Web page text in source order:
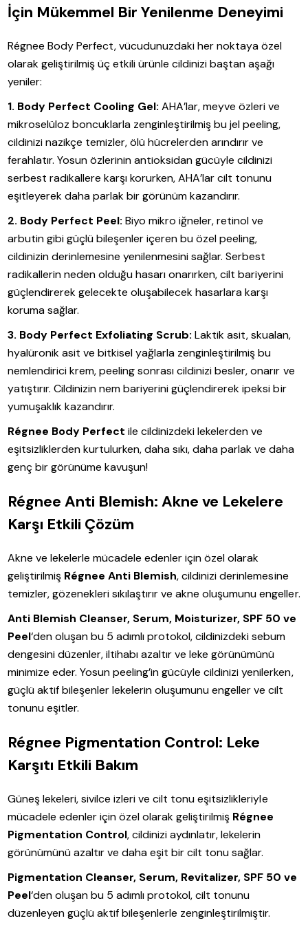
İçin Mükemmel Bir Yenilenme Deneyimi
Régnee Body Perfect, vücudunuzdaki her noktaya özel
olarak geliştirilmiş üç etkili ürünle cildinizi baştan aşağı
yeniler:
1. Body Perfect Cooling Gel: AHA’lar, meyve özleri ve
mikroselüloz boncuklarla zenginleştirilmiş bu jel peeling,
cildinizi nazikçe temizler, ölü hücrelerden arındırır ve
ferahlatır. Yosun özlerinin antioksidan gücüyle cildinizi
serbest radikallere karşı korurken, AHA’lar cilt tonunu
eşitleyerek daha parlak bir görünüm kazandırır.
2. Body Perfect Peel: Biyo mikro iğneler, retinol ve
arbutin gibi güçlü bileşenler içeren bu özel peeling,
cildinizin derinlemesine yenilenmesini sağlar. Serbest
radikallerin neden olduğu hasarı onarırken, cilt bariyerini
güçlendirerek gelecekte oluşabilecek hasarlara karşı
koruma sağlar.
3. Body Perfect Exfoliating Scrub: Laktik asit, skualan,
hyalüronik asit ve bitkisel yağlarla zenginleştirilmiş bu
nemlendirici krem, peeling sonrası cildinizi besler, onarır ve
yatıştırır. Cildinizin nem bariyerini güçlendirerek ipeksi bir
yumuşaklık kazandırır.
Régnee Body Perfect ile cildinizdeki lekelerden ve
eşitsizliklerden kurtulurken, daha sıkı, daha parlak ve daha
genç bir görünüme kavuşun!
Régnee Anti Blemish: Akne ve Lekelere
Karşı Etkili Çözüm
Akne ve lekelerle mücadele edenler için özel olarak
geliştirilmiş Régnee Anti Blemish, cildinizi derinlemesine
temizler, gözenekleri sıkılaştırır ve akne oluşumunu engeller.
Anti Blemish Cleanser, Serum, Moisturizer, SPF 50 ve
Peel‘den oluşan bu 5 adımlı protokol, cildinizdeki sebum
dengesini düzenler, iltihabı azaltır ve leke görünümünü
minimize eder. Yosun peeling’in gücüyle cildinizi yenilerken,
güçlü aktif bileşenler lekelerin oluşumunu engeller ve cilt
tonunu eşitler.
Régnee Pigmentation Control: Leke
Karşıtı Etkili Bakım
Güneş lekeleri, sivilce izleri ve cilt tonu eşitsizlikleriyle
mücadele edenler için özel olarak geliştirilmiş Régnee
Pigmentation Control, cildinizi aydınlatır, lekelerin
görünümünü azaltır ve daha eşit bir cilt tonu sağlar.
Pigmentation Cleanser, Serum, Revitalizer, SPF 50 ve
Peel‘den oluşan bu 5 adımlı protokol, cilt tonunu
düzenleyen güçlü aktif bileşenlerle zenginleştirilmiştir.